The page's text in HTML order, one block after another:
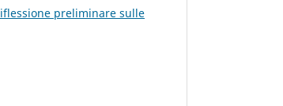
riflessione preliminare sulle